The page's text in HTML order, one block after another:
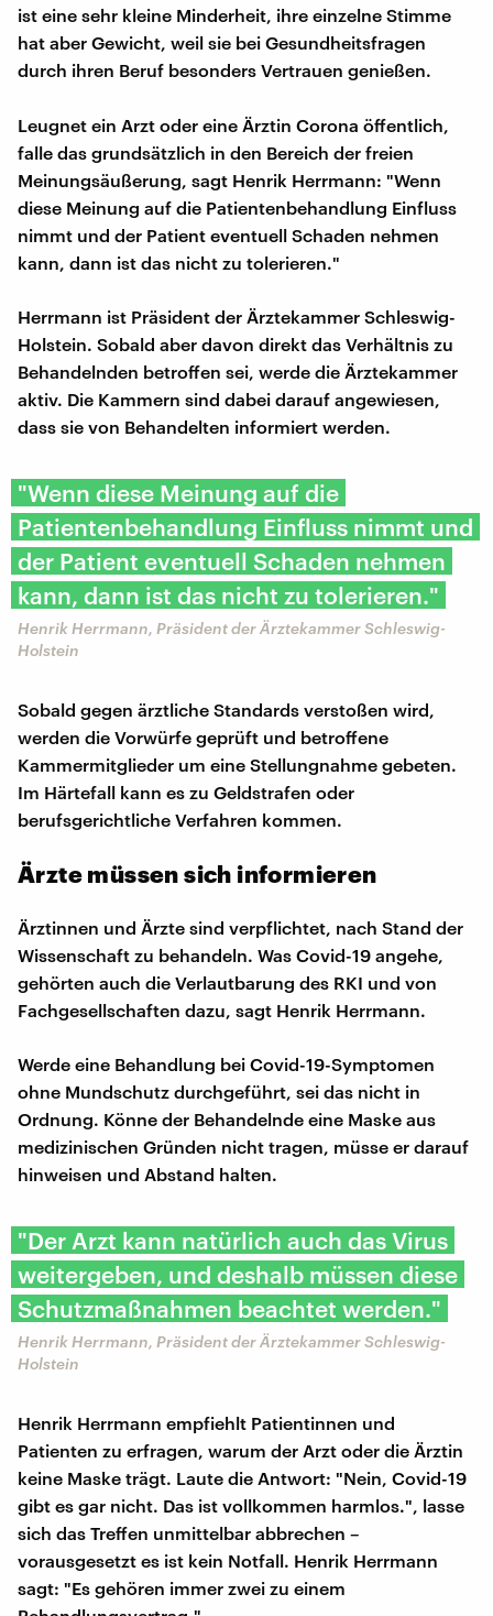
ist eine sehr kleine Minderheit, ihre einzelne Stimme
hat aber Gewicht, weil sie bei Gesundheitsfragen
durch ihren Beruf besonders Vertrauen genießen.
Leugnet ein Arzt oder eine Ärztin Corona öffentlich,
falle das grundsätzlich in den Bereich der freien
Meinungsäußerung, sagt Henrik Herrmann: "Wenn
diese Meinung auf die Patientenbehandlung Einfluss
nimmt und der Patient eventuell Schaden nehmen
kann, dann ist das nicht zu tolerieren."
Herrmann ist Präsident der Ärztekammer Schleswig-
Holstein. Sobald aber davon direkt das Verhältnis zu
Behandelnden betroffen sei, werde die Ärztekammer
aktiv. Die Kammern sind dabei darauf angewiesen,
dass sie von Behandelten informiert werden.
"Wenn diese Meinung auf die
Patientenbehandlung Einfluss nimmt und
der Patient eventuell Schaden nehmen
kann, dann ist das nicht zu tolerieren."
Henrik Herrmann, Präsident der Ärztekammer Schleswig-
Holstein
Sobald gegen ärztliche Standards verstoßen wird,
werden die Vorwürfe geprüft und betroffene
Kammermitglieder um eine Stellungnahme gebeten.
Im Härtefall kann es zu Geldstrafen oder
berufsgerichtliche Verfahren kommen.
Ärzte müssen sich informieren
Ärztinnen und Ärzte sind verpflichtet, nach Stand der
Wissenschaft zu behandeln. Was Covid-19 angehe,
gehörten auch die Verlautbarung des RKI und von
Fachgesellschaften dazu, sagt Henrik Herrmann.
Werde eine Behandlung bei Covid-19-Symptomen
ohne Mundschutz durchgeführt, sei das nicht in
Ordnung. Könne der Behandelnde eine Maske aus
medizinischen Gründen nicht tragen, müsse er darauf
hinweisen und Abstand halten.
"Der Arzt kann natürlich auch das Virus
weitergeben, und deshalb müssen diese
Schutzmaßnahmen beachtet werden."
Henrik Herrmann, Präsident der Ärztekammer Schleswig-
Holstein
Henrik Herrmann empfiehlt Patientinnen und
Patienten zu erfragen, warum der Arzt oder die Ärztin
keine Maske trägt. Laute die Antwort: "Nein, Covid-19
gibt es gar nicht. Das ist vollkommen harmlos.", lasse
sich das Treffen unmittelbar abbrechen –
vorausgesetzt es ist kein Notfall. Henrik Herrmann
sagt: "Es gehören immer zwei zu einem